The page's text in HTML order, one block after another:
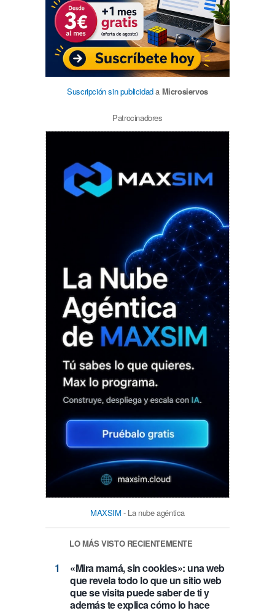
Suscripción sin publicidada Microsiervos
Patrocinadores
MAXSIM - La nube agéntica
LO MÁS VISTO RECIENTEMENTE
«Mira mamá, sin cookies»: una web
que revela todo lo que un sitio web
que se visita puede saber de ti y
además te explica cómo lo hace